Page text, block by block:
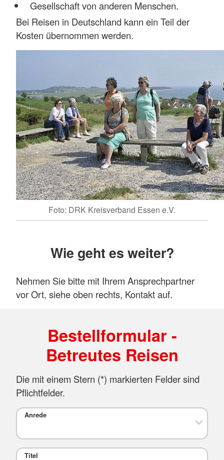
Foto: DRK Kreisverband Essen e.V.
Gesellschaft von anderen Menschen.
Bei Reisen in Deutschland kann ein Teil der
Kosten übernommen werden.
Wie geht es weiter?
Nehmen Sie bitte mit Ihrem Ansprechpartner
vor Ort, siehe oben rechts, Kontakt auf.
Bestellformular -
Betreutes Reisen
Die mit einem Stern (*) markierten Felder sind
Pflichtfelder.
Anrede
Titel